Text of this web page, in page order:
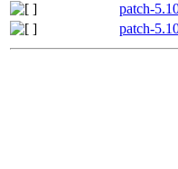
patch-
patch-